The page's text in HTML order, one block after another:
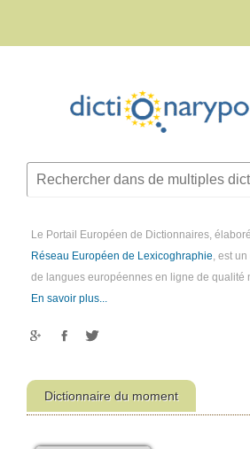
Le Portail Européen de Dictionnaires,
Réseau Européen de Lexicoghraphie, est
de langues européennes en ligne de qualité
En savoir plus...
Dictionnaire du moment